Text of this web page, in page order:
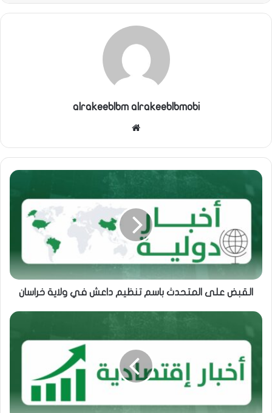
alrakeeblbm alrakeeblbmobi
القبض على المتحدث باسم تنظيم داعش في ولاية خراسان